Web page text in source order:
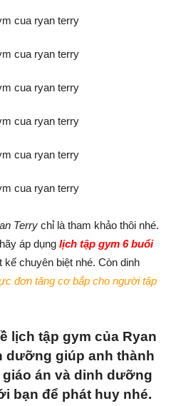
Terry chỉ là tham khảo thôi nhé.
áp dụng lịch tập gym 6 buổi
chuyên biệt nhé. Còn dinh
đơn tăng cơ bắp cho người tập
lịch tập gym của Ryan
dưỡng giúp anh thành
án và dinh dưỡng
bạn để phát huy nhé.